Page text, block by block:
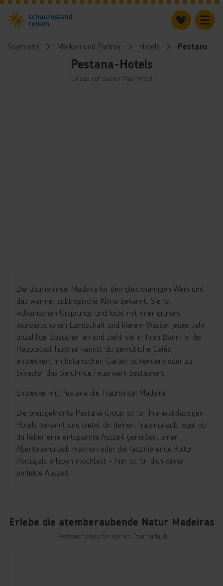
Startseite Marken und Partner Hotels Pestana-
Pestana-Hotels
Urlaub auf deiner Trauminsel
Die Blumeninsel Madeira für den gleichnamigen Wein und
das warme, subtropische Klima bekannt. Sie ist
vulkanischen Ursprungs und lockt mit ihrer grünen,
wunderschönen Landschaft und klarem Wasser jedes Jahr
unzählige Besucher an und zieht sie in ihren Bann. In der
Hauptstadt Funchal kannst du gemütliche Cafés
entdecken, im botanischen Garten schlendern oder zu
Silvester das berühmte Feuerwerk bestaunen.
Entdecke mit Pestana die Trauminsel Madeira.
Die preisgekrönte Pestana Group ist für ihre erstklassigen
Hotels bekannt und bietet dir deinen Traumurlaub, egal ob
du lieber eine entspannte Auszeit genießen, einen
Abenteuerurlaub machen oder die faszinierende Kultur
Portugals erleben möchtest - hier ist für dich deine
perfekte Auszeit!
Erlebe die atemberaubende Natur Madeiras
Pestana Hotels für deinen Traumurlaub